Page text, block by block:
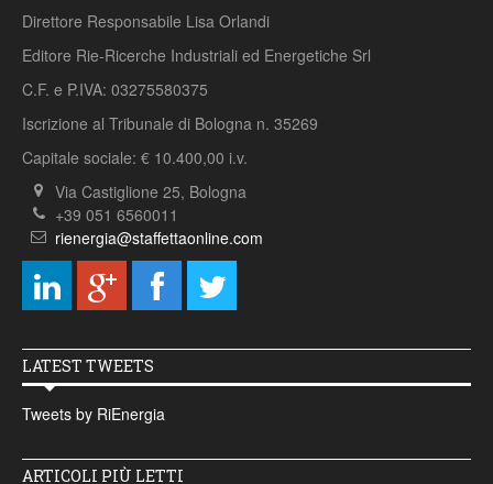
Direttore Responsabile Lisa Orlandi
Editore Rie-Ricerche Industriali ed Energetiche Srl
C.F. e P.IVA: 03275580375
Iscrizione al Tribunale di Bologna n. 35269
Capitale sociale: € 10.400,00 i.v.
Via Castiglione 25, Bologna
+39 051 6560011
rienergia@staffettaonline.com
LATEST TWEETS
Tweets by RiEnergia
ARTICOLI PIÙ LETTI